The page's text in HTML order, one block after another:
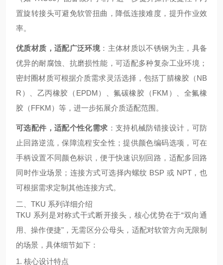
置旋转接头可避免软管扭曲，降低连接难度，提升作业效
率。
优质材质，适配广泛环境：主体材质以不锈钢为主，具备
优异的耐腐蚀、抗磨损性能，可适配多种复杂工业环境；
密封圈材质可根据介质需求灵活选择，包括丁腈橡胶（NB
R）、乙丙橡胶（EPDM）、氟碳橡胶（FKM）、全氟橡
胶（FFKM）等，进一步拓展介质适配范围。
可选配件，适配个性化需求 ：支持机械防错接设计，可防
止回路逆流，保障流程安全性；提供颜色编码选项，可在
手柄设置不同颜色标识，便于快速识别回路，适配多回路
同时作业场景；连接方式可选择内螺纹 BSP 或 NPT，也
可根据需求定制其他连接方式。
二、TKU 系列详细介绍
TKU 系列是对称式干式断开接头，核心优势在于“双向通
用、操作便捷"，无需区分公母头，适配对软管方向无限制
的场景，具体细节如下：
1. 核心设计特点